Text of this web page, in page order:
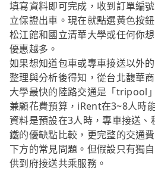
填寫資料即可完成，收到訂單編
立保證出車。現在就點選黃色按
松江館和國立清華大學或任何你
優惠越多。
如果想知道包車或專車接送以外
整理與分析後得知，從台北馥華
大學最快的陸路交通是「tripool
兼顧花費預算，iRent在3~8人時
資料是預設在3人時，專車接送、
鐵的優缺點比較，更完整的交通
下方的常見問題。但假設只有獨
供到府接送共乘服務。